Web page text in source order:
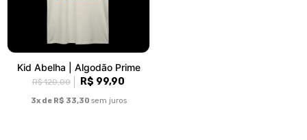
Kid Abelha | Algodão Prime
R$ 120,00 R$ 99,90
3x de R$ 33,30 sem juros